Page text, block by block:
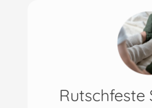
Praktisch &